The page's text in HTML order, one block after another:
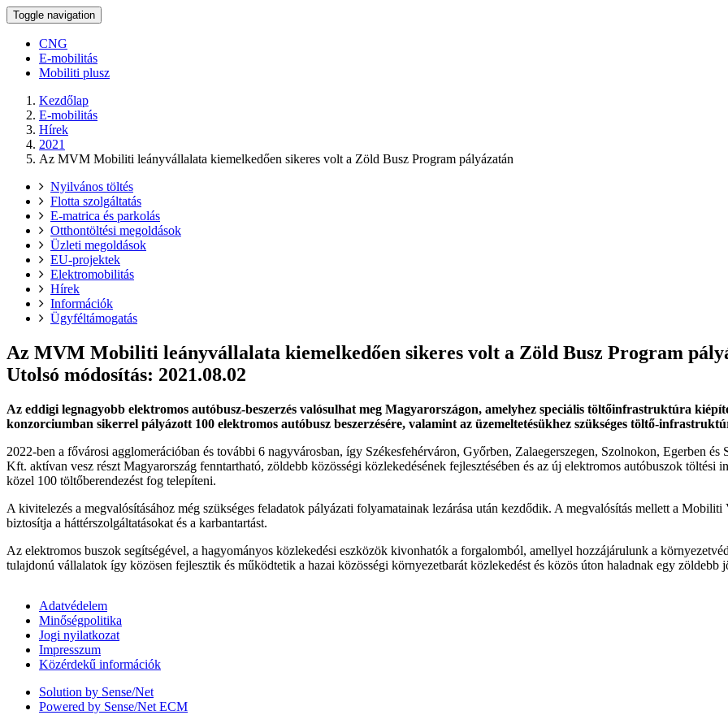
Toggle navigation
CNG
E-mobilitás
Mobiliti plusz
Kezdőlap
E-mobilitás
Hírek
2021
Az MVM Mobiliti leányvállalata kiemelkedően sikeres volt a Zöld Busz Program pályázatán
Nyilvános töltés
Flotta szolgáltatás
E-matrica és parkolás
Otthontöltési megoldások
Üzleti megoldások
EU-projektek
Elektromobilitás
Hírek
Információk
Ügyféltámogatás
Az MVM Mobiliti leányvállalata kiemelkedően sikeres volt a Zöld Busz Program
Utolsó módosítás: 2021.08.02
Az eddigi legnagyobb elektromos autóbusz-beszerzés valósulhat meg Magyarországon, amelyhez speciális töltőinfrastruktúra
konzorciumban sikerrel pályázott 100 elektromos autóbusz beszerzésére, valamint az üzemeltetésükhez szükséges töltő-
2022-ben a fővárosi agglomerációban és további 6 nagyvárosban, így Székesfehérváron, Győrben, Zalaegerszegen, Szolnokon, Egerben
Kft. aktívan vesz részt Magyarország fenntartható, zöldebb közösségi közlekedésének fejlesztésében és az új elektromos autóbuszok töltési
közel 100 töltőberendezést fog telepíteni.
A kivitelezés a megvalósításához még szükséges feladatok pályázati folyamatainak lezárása után kezdődik. A megvalósítás mellett a
biztosítja a háttérszolgáltatásokat és a karbantartást.
Az elektromos buszok segítségével, a hagyományos közlekedési eszközök kivonhatók a forgalomból, amellyel hozzájárulunk a
tulajdonú vállalatok így közösen fejlesztik és működtetik a hazai közösségi környezetbarát közlekedést és közös úton haladnak egy zöldebb
Adatvédelem
Minőségpolitika
Jogi nyilatkozat
Impresszum
Közérdekű információk
Solution by Sense/Net
Powered by Sense/Net ECM